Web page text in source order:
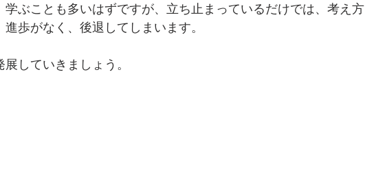
学ぶことも多いはずですが、立ち止まっているだけでは、考え方
歩がなく、後退してしまいます。
していきましょう。